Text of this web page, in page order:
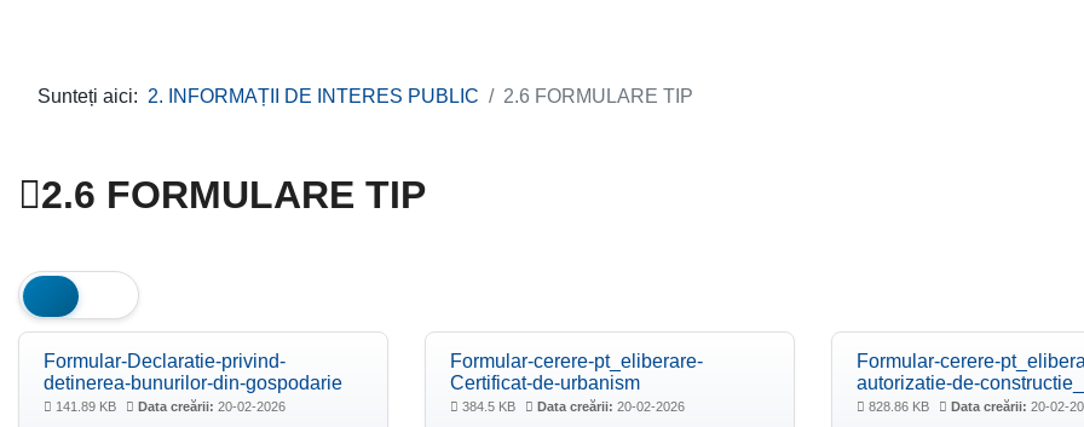
Sunteți aici: 2. INFORMAȚII DE INTERES PUBLIC 2.6 FORMULARE TIP
2.6 FORMULARE TIP
Formular-Declaratie-privind-
detinerea-bunurilor-din-gospodarie
141.89 KB Data creării: 20-02-2026
Formular-cerere-pt_eliberare-
Certificat-de-urbanism
384.5 KB Data creării: 20-02-2026
Formular-cerere-
autorizatie-de-
828.86 KB Data creării: 20-02-